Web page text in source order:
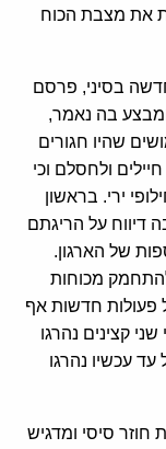
משנה רבות את מצבת הכוח
בסיני, פרסם
מאז תחילת המבצע בה נאמר,
שהיו חגורים
ולחסלם וכי
ירי. בראשון
פרסם הדובר את הודעה מספר 13 בה דיווח על הריגתם
של הארגון.
מכוחות
פעולות חדשות אף
קצינים נהרגו
עכשיו נהרגו
חוזר סיסי ומדגיש